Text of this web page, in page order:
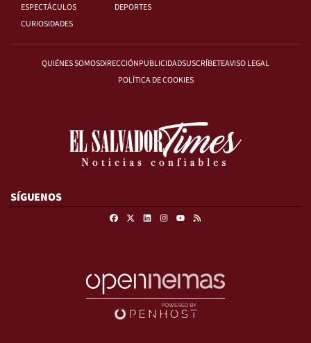
ESPECTÁCULOS
DEPORTES
CURIOSIDADES
QUIÉNES SOMOSDIRECCIÓNPUBLICIDADSUSCRÍBETEAVISO LEGAL
POLÍTICA DE COOKIES
SÍGUENOS
FacebookLinkedinInstagram